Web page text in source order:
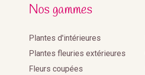
Nos gammes
Plantes d'intérieures
Plantes fleuries extérieures
Fleurs coupées